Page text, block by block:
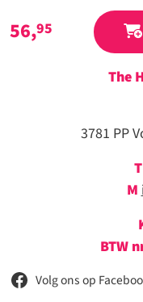
56,95
The
3781 PP
T
M
BTW
Volg ons op